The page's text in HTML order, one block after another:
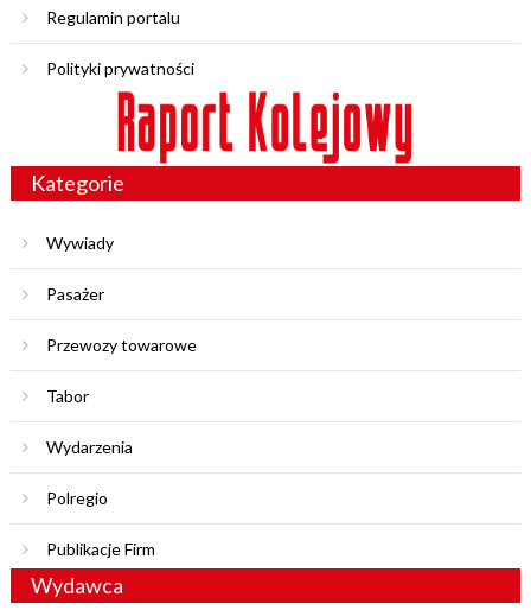
Regulamin portalu
Polityki prywatności
Kategorie
Wywiady
Pasażer
Przewozy towarowe
Tabor
Wydarzenia
Polregio
Publikacje Firm
Wydawca